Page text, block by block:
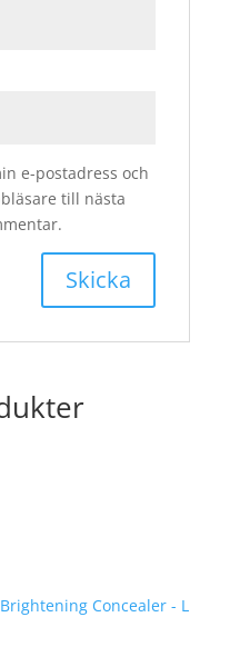
e-postadress och
till nästa